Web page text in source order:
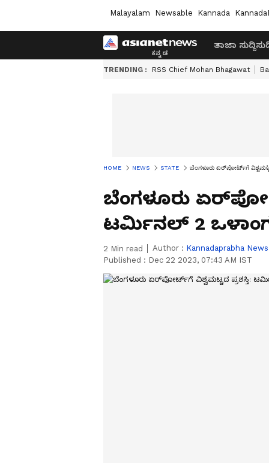
Malayalam Newsable Kannada
ತಾಜಾ ಸುದ್ದಿ
TRENDING : RSS Chief Mohan Bhagawat
HOME NEWS STATE ಬೆಂಗಳೂರು ಏರ್‌ಪೋರ್ಟ್‌ಗೆ
ಬೆಂಗಳೂರು
ಟರ್ಮಿನಲ್‌ 2
2 Min read Author : Kannadaprabha News
Published : Dec 22 2023, 07:43 AM IST